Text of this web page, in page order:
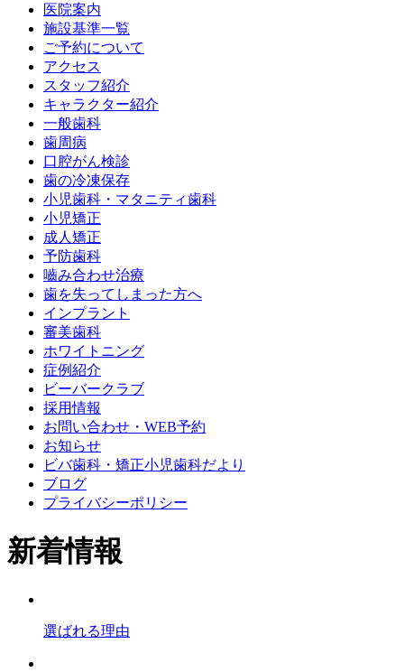
医院案内
施設基準一覧
ご予約について
アクセス
スタッフ紹介
キャラクター紹介
一般歯科
歯周病
口腔がん検診
歯の冷凍保存
小児歯科・マタニティ歯科
小児矯正
成人矯正
予防歯科
嚙み合わせ治療
歯を失ってしまった方へ
インプラント
審美歯科
ホワイトニング
症例紹介
ビーバークラブ
採用情報
お問い合わせ・WEB予約
お知らせ
ビバ歯科・矯正小児歯科だより
ブログ
プライバシーポリシー
新着情報
選ばれる理由